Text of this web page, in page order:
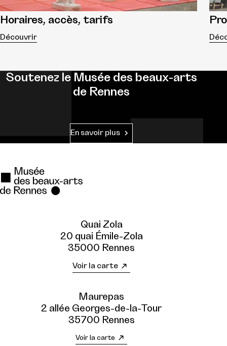
Horaires, accès, tarifs
Découvrir
Soutenez le Musée des beaux-arts
de Rennes
En savoir plus
Quai Zola
20 quai Émile-Zola
35000 Rennes
Voir la carte
Maurepas
2 allée Georges-de-la-Tour
35700 Rennes
Voir la carte